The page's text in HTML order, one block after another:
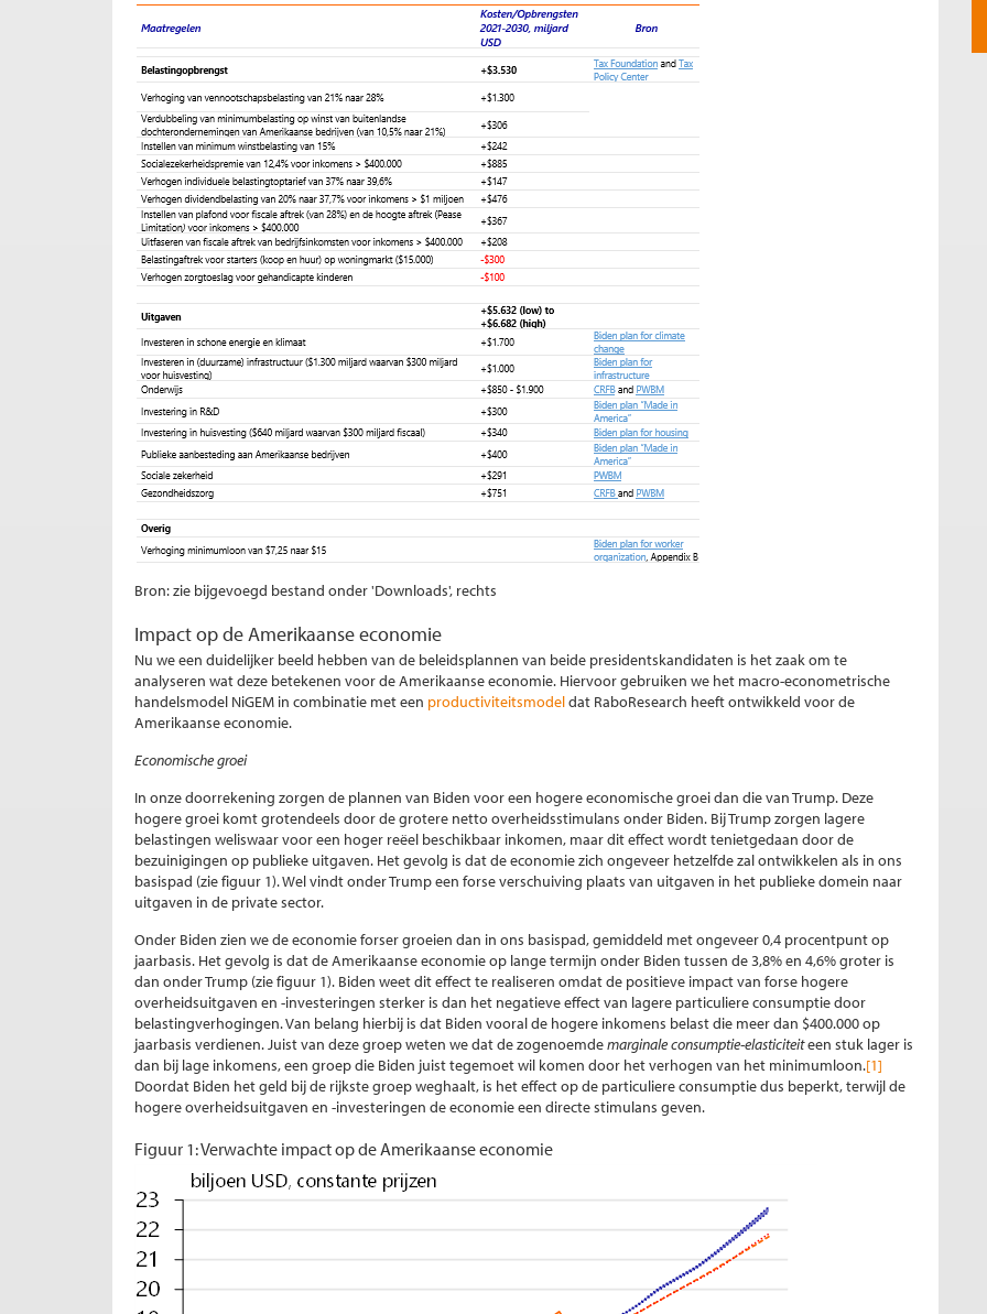
Bron: zie bijgevoegd bestand onder 'Downloads', rechts
Impact op de Amerikaanse economie
Nu we een duidelijker beeld hebben van de beleidsplannen van beide presidentskandidaten is het zaak om te
analyseren wat deze betekenen voor de Amerikaanse economie. Hiervoor gebruiken we het macro-econometrische
handelsmodel NiGEM in combinatie met een productiviteitsmodeldat RaboResearch heeft ontwikkeld voor de
Amerikaanse economie.
Economische groei
In onze doorrekening zorgen de plannen van Biden voor een hogere economische groei dan die van Trump. Deze
hogere groei komt grotendeels door de grotere netto overheidsstimulans onder Biden. Bij Trump zorgen lagere
belastingen weliswaar voor een hoger reëel beschikbaar inkomen, maar dit effect wordt tenietgedaan door de
bezuinigingen op publieke uitgaven. Het gevolg is dat de economie zich ongeveer hetzelfde zal ontwikkelen als in ons
basispad (zie figuur 1). Wel vindt onder Trump een forse verschuiving plaats van uitgaven in het publieke domein naar
uitgaven in de private sector.
Onder Biden zien we de economie forser groeien dan in ons basispad, gemiddeld met ongeveer 0,4 procentpunt op
jaarbasis. Het gevolg is dat de Amerikaanse economie op lange termijn onder Biden tussen de 3,8% en 4,6% groter is
dan onder Trump (zie figuur 1). Biden weet dit effect te realiseren omdat de positieve impact van forse hogere
overheidsuitgaven en -investeringen sterker is dan het negatieve effect van lagere particuliere consumptie door
belastingverhogingen. Van belang hierbij is dat Biden vooral de hogere inkomens belast die meer dan $400.000 op
jaarbasis verdienen. Juist van deze groep weten we dat de zogenoemdemarginale consumptie-elasticiteiteen stuk lager is
dan bij lage inkomens, een groep die Biden juist tegemoet wil komen door het verhogen van het minimumloon.[1]
Doordat Biden het geld bij de rijkste groep weghaalt, is het effect op de particuliere consumptie dus beperkt, terwijl de
hogere overheidsuitgaven en -investeringen de economie een directe stimulans geven.
Figuur 1: Verwachte impact op de Amerikaanse economie